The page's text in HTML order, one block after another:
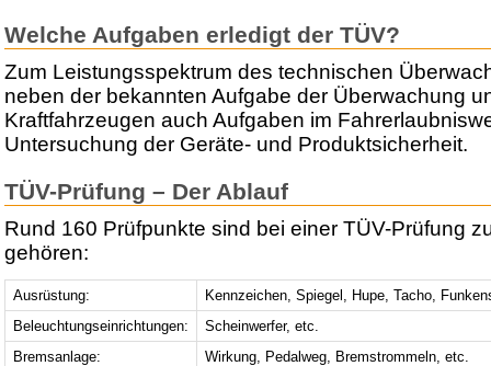
Welche Aufgaben erledigt der TÜV?
Zum Leistungsspektrum des technischen
neben der bekannten Aufgabe der Überwachung
Kraftfahrzeugen auch Aufgaben im
Untersuchung der Geräte- und Produktsicherheit.
TÜV-Prüfung – Der Ablauf
Rund 160 Prüfpunkte sind bei einer TÜV-Prüfung
gehören:
Ausrüstung:
Kennzeichen, Spiegel, Hupe, Tacho,
Beleuchtungseinrichtungen:
Scheinwerfer, etc.
Bremsanlage:
Wirkung, Pedalweg, Bremstrommeln, etc.